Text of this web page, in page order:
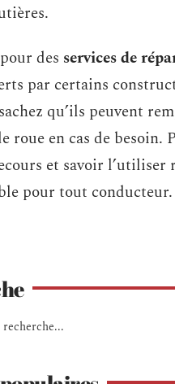
des services de
par certains
qu’ils peuvent
roue en cas de besoin.
et savoir l’utiliser
pour tout conducteur.